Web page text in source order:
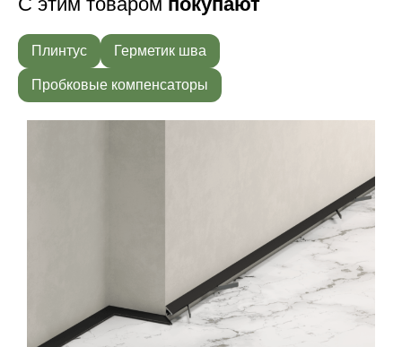
Плинтус Герметик шва
Пробковые компенсаторы